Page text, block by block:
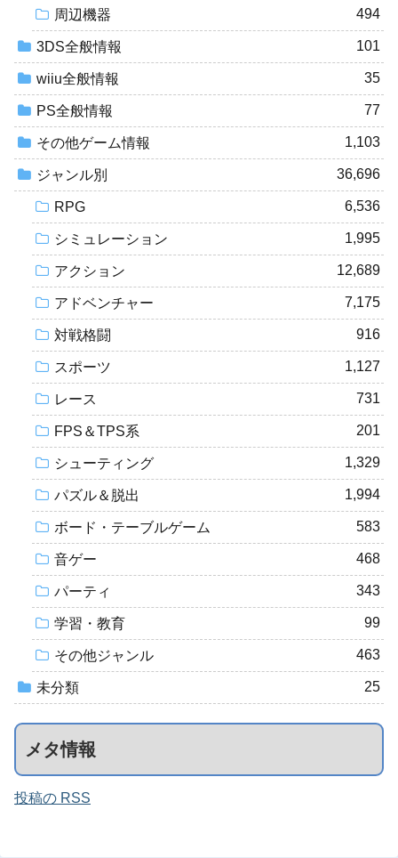
周辺機器 494
3DS全般情報 101
wiiu全般情報 35
PS全般情報 77
その他ゲーム情報 1,103
ジャンル別 36,696
RPG 6,536
シミュレーション 1,995
アクション 12,689
アドベンチャー 7,175
対戦格闘 916
スポーツ 1,127
レース 731
FPS＆TPS系 201
シューティング 1,329
パズル＆脱出 1,994
ボード・テーブルゲーム 583
音ゲー 468
パーティ 343
学習・教育 99
その他ジャンル 463
未分類 25
メタ情報
投稿の RSS